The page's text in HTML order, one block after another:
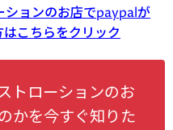
ションのお店でpaypalが
こちらをクリック
トローションのお
かを今すぐ知りた